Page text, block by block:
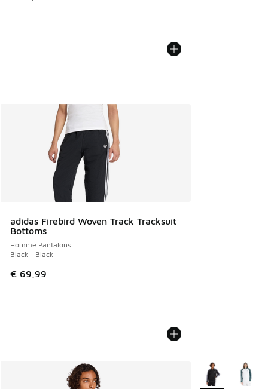
adidas Firebird Woven Track Tracksuit
Bottoms
Homme Pantalons
Black - Black
€ 69,99
Plus de couleurs